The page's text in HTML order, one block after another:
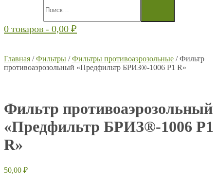
0 товаров - 0,00 ₽
Главная /Фильтры /Фильтры противоаэрозольные / Фильтр
противоаэрозольный «Предфильтр БРИЗ®-1006 P1 R»
Фильтр противоаэрозольный
«Предфильтр БРИЗ®-1006 P1
R»
50,00 ₽